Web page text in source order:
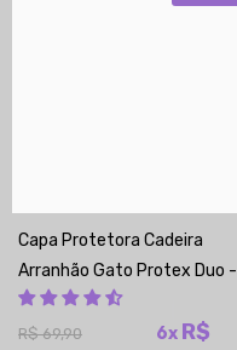
Capa Protetora Cadeira
Arranhão Gato Protex Duo -
Cinza Escuro
R$ 69,90 6x R$